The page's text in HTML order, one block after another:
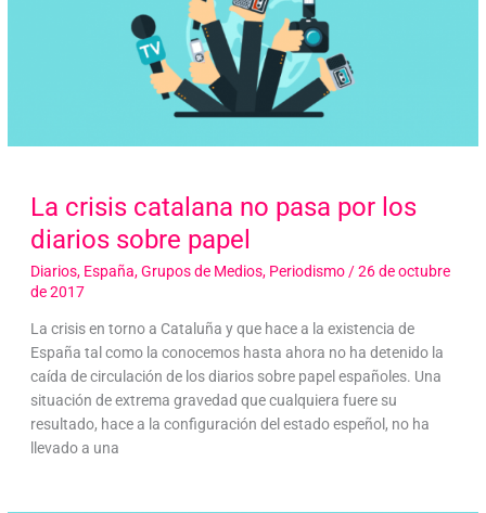
La crisis catalana no pasa por los
diarios sobre papel
Diarios, España,Grupos de Medios, Periodismo/26 de octubre
de 2017
La crisis en torno a Cataluña y que hace a la existencia de
España tal como la conocemos hasta ahora no ha detenido la
caída de circulación de los diarios sobre papel españoles. Una
situación de extrema gravedad que cualquiera fuere su
resultado, hace a la configuración del estado espeñol, no ha
llevado a una